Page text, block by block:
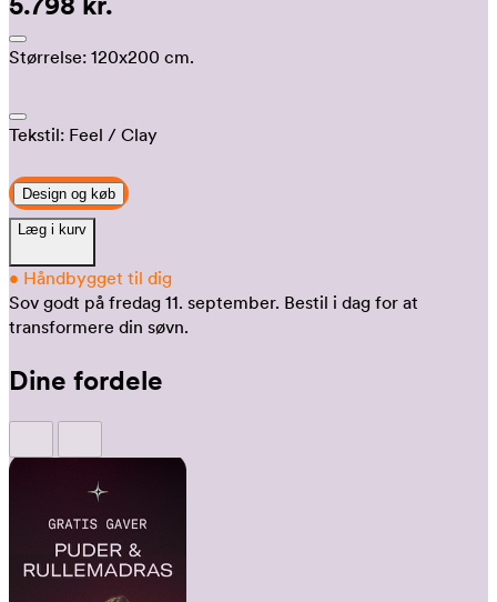
Størrelse: 120x200 cm.
Tekstil: Feel / Clay
Design og køb
Læg i kurv
• Håndbygget til dig
Sov godt på fredag 11. september. Bestil i dag for at
transformere din søvn.
Dine fordele